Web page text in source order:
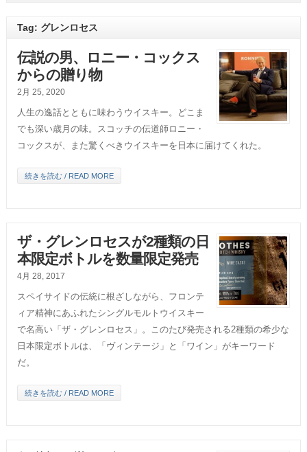
Tag: グレンロセス
伝説の男、ロニー・コックス
からの贈り物
2月 25, 2020
人生の逸話とともに味わうウイスキー。どこま
でも深い歳月の味。スコッチの伝道師ロニー・
コックスが、また驚くべきウイスキーを日本に届けてくれた。
続きを読む / READ MORE
ザ・グレンロセスが2種類の日
本限定ボトルを数量限定発売
4月 28, 2017
スペイサイドの伝統に根ざしながら、フロンテ
ィア精神にあふれたシングルモルトウイスキー
で名高い「ザ・グレンロセス」。このたび発売される2種類の希少な
日本限定ボトルは、「ヴィンテージ」と「ワイン」がキーワード
だ。
続きを読む / READ MORE